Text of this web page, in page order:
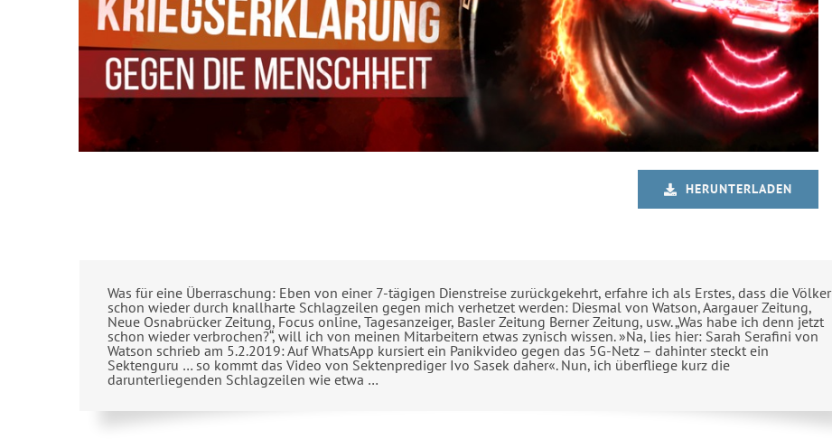
HERUNTERLADEN
Was für eine Überraschung: Eben von einer 7-tägigen Dienstreise zurückgekehrt, erfahre ich als Erstes, dass die Völker
schon wieder durch knallharte Schlagzeilen gegen mich verhetzet werden: Diesmal von Watson, Aargauer Zeitung,
Neue Osnabrücker Zeitung, Focus online, Tagesanzeiger, Basler Zeitung Berner Zeitung, usw. „Was habe ich denn jetzt
schon wieder verbrochen?“, will ich von meinen Mitarbeitern etwas zynisch wissen. »Na, lies hier: Sarah Serafini von
Watson schrieb am 5.2.2019: Auf WhatsApp kursiert ein Panikvideo gegen das 5G-Netz – dahinter steckt ein
Sektenguru … so kommt das Video von Sektenprediger Ivo Sasek daher«. Nun, ich überfliege kurz die
darunterliegenden Schlagzeilen wie etwa …